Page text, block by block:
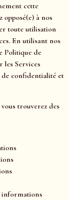
cette
à nos
toute utilisation
En utilisant nos
Politique de
Services
confidentialité et
trouverez des
informations